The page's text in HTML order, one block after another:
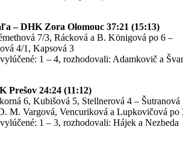
– DHK Zora Olomouc 37:21 (15:13)
7/3, Rácková a B. Königová po 6 –
4/1, Kapsová 3
1 – 4, rozhodovali: Adamkovič a
Prešov 24:24 (11:12)
6, Kubišová 5, Stellnerová 4 – Šutranová
M. Vargová, Vencuriková a Lupkovičová po
1 – 3, rozhodovali: Hájek a Nezbeda